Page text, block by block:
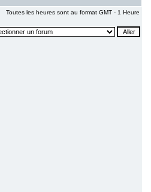
Toutes les heures sont au format GMT - 1 Heure